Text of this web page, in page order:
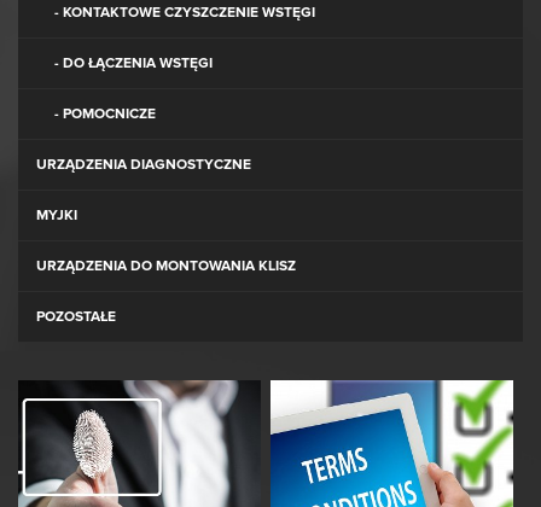
- KONTAKTOWE CZYSZCZENIE WSTĘGI
- DO ŁĄCZENIA WSTĘGI
- POMOCNICZE
URZĄDZENIA DIAGNOSTYCZNE
MYJKI
URZĄDZENIA DO MONTOWANIA KLISZ
POZOSTAŁE